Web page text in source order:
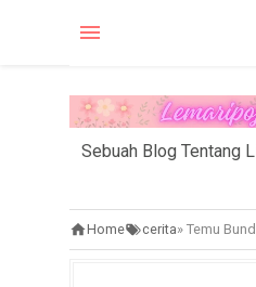
Sebuah Blog Tentang
Home cerita» Temu Bunda